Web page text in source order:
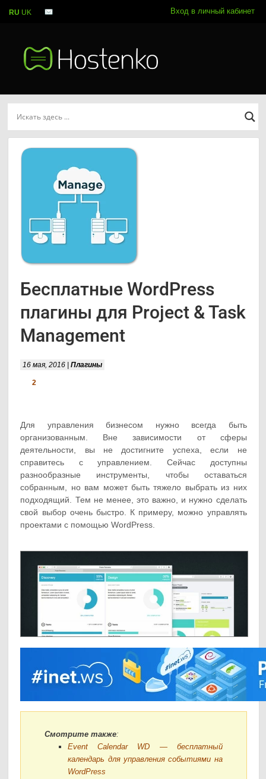
Вход в личный кабинет
Бесплатные WordPress
плагины для Project & Task
Management
16 мая, 2016 |Плагины
2
Для управления бизнесом нужно всегда быть
организованным. Вне зависимости от сферы
деятельности, вы не достигните успеха, если не
справитесь с управлением. Сейчас доступны
разнообразные инструменты, чтобы оставаться
собранным, но вам может быть тяжело выбрать из них
подходящий. Тем не менее, это важно, и нужно сделать
свой выбор очень быстро. К примеру, можно управлять
проектами с помощью WordPress.
Смотрите также:
Event Calendar WD — бесплатный
календарь для управления событиями на
WordPress
RU UK